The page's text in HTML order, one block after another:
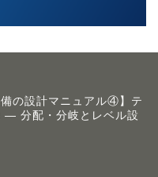
備の設計マニュアル④】テ
― 分配・分岐とレベル設